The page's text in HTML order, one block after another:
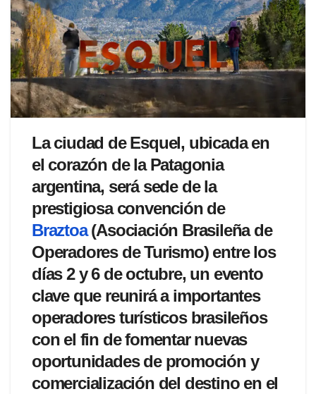
La ciudad de Esquel, ubicada en
el corazón de la Patagonia
argentina, será sede de la
prestigiosa convención de
Braztoa(Asociación Brasileña de
Operadores de Turismo) entre los
días 2 y 6 de octubre, un evento
clave que reunirá a importantes
operadores turísticos brasileños
con el fin de fomentar nuevas
oportunidades de promoción y
comercialización del destino en el